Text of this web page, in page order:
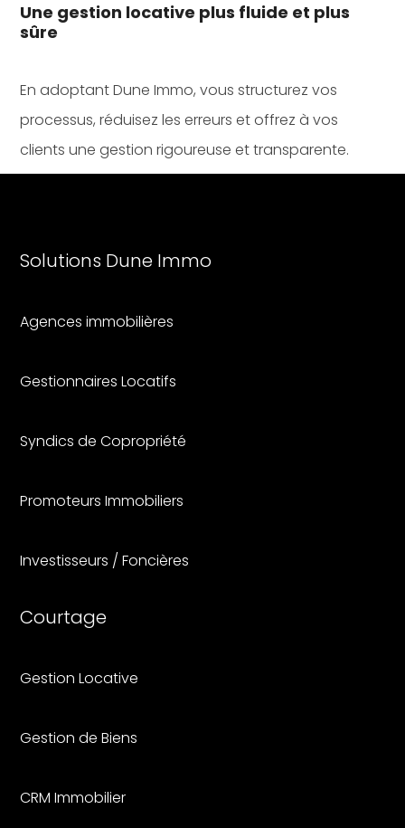
Une gestion locative plus fluide et plus
sûre
En adoptant Dune Immo, vous structurez vos
processus, réduisez les erreurs et offrez à vos
clients une gestion rigoureuse et transparente.
Solutions Dune Immo
Agences immobilières
Gestionnaires Locatifs
Syndics de Copropriété
Promoteurs Immobiliers
Investisseurs / Foncières
Courtage
Gestion Locative
Gestion de Biens
CRM Immobilier